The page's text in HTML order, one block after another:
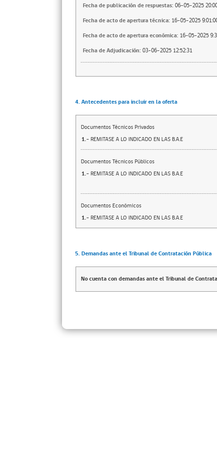
Fecha de publicación de respuestas: 06-05-2025
Fecha de acto de apertura técnica: 16-05-2025
Fecha de acto de apertura económica: 16-05-2025
Fecha de Adjudicación: 03-06-2025 12:52:31
4. Antecedentes para incluir en la oferta
Documentos Técnicos Privados
1.- REMITASE A LO INDICADO EN LAS B.A.E
Documentos Técnicos Públicos
1.- REMITASE A LO INDICADO EN LAS B.A.E
Documentos Económicos
1.- REMITASE A LO INDICADO EN LAS B.A.E
5. Demandas ante el Tribunal de Contratación Pública
No cuenta con demandas ante el Tribunal de